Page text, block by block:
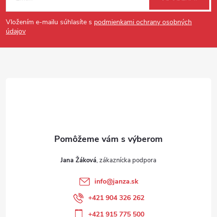
Vložením e-mailu súhlasíte s podmienkami ochrany osobných
údajov
Jana Žáková
info@janza.sk
+421 904 326 262
+421 915 775 500